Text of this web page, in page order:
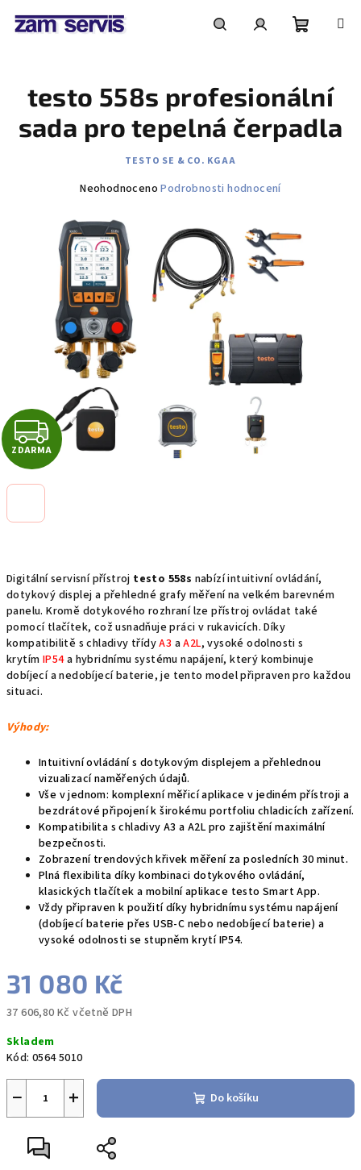
košík
Digitální servisní přístroj testo 558s nabízí intuitivní ovládání,
dotykový displej a přehledné grafy měření na velkém barevném
panelu. Kromě dotykového rozhraní lze přístroj ovládat také
pomocí tlačítek, což usnadňuje práci v rukavicích. Díky
kompatibilitě s chladivy třídyA3 aA2L, vysoké odolnosti s
krytím IP54a hybridnímu systému napájení, který kombinuje
dobíjecí a nedobíjecí baterie, je tento model připraven pro každou
situaci.
Výhody:
Intuitivní ovládání s dotykovým displejem a přehlednou
vizualizací naměřených údajů.
Vše v jednom: komplexní měřicí aplikace v jediném přístroji a
bezdrátové připojení k širokému portfoliu chladicích zařízení.
Kompatibilita s chladivy A3 a A2L pro zajištění maximální
bezpečnosti.
Zobrazení trendových křivek měření za posledních 30 minut.
Plná flexibilita díky kombinaci dotykového ovládání,
klasických tlačítek a mobilní aplikace testo Smart App.
Vždy připraven k použití díky hybridnímu systému napájení
(dobíjecí baterie přes USB-C nebo nedobíjecí baterie) a
vysoké odolnosti se stupněm krytí IP54.
31 080 Kč
37 606,80 Kč včetně DPH
cena:
Skladem
Kód: 0564 5010
+
− Do košíku
testo 558s profesionální
sada pro tepelná čerpadla
TESTO SE & CO. KGAA
Průměrné
produktu
je
0,0
z
5
hvězdiček.
Neohodnoceno Podrobnosti hodnocení
Z
D
M
A
ZDARMA